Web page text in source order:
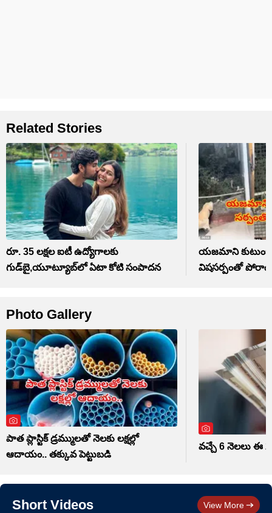
Related Stories
రూ. 35 లక్షల ఐటీ ఉద్యోగాలకు
గుడ్‌బై,యూట్యూబ్‌లో ఏటా కోటి సంపాదన
యజమాని
విషసర్పంతో పోరాడిన
Photo Gallery
పాత ప్లాస్టిక్ డ్రమ్ములతో నెలకు లక్షల్లో
ఆదాయం.. తక్కువ పెట్టుబడి
వచ్చే 6 నెలలు ఈ
Short Videos View More